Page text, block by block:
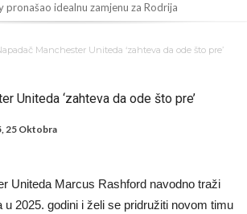
pronašao idealnu zamjenu za Rodrija
li ko je drugi?
Romera? Inter nema dovoljno sredstava,
golmana za 50 miliona eura
Manchester Uniteda ‘zahteva da ode što pre’
Uniteda ‘zahteva da ode što pre’
25 Oktobra
Uniteda Marcus Rashford navodno traži
u 2025. godini i želi se pridružiti novom timu